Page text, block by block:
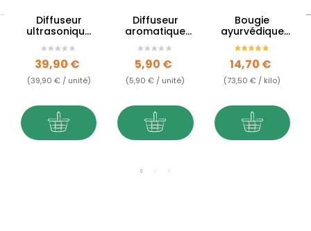
Diffuseur
ultrasonique
Gaïa - 400ml
Prix
39,90 €
(39,90 € / unité)
Diffuseur
aromatique
Fleur de Vie
Prix
5,90 €
(5,90 € / unité)
Bougie
ayurvédique
Bois de Santal
- végane
Prix
14,70 €
(73,50 € / kilo)